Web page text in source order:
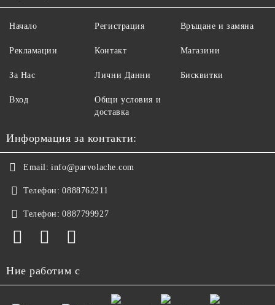
Начало
Рекламации
За Нас
Вход
Регистрация
Контакт
Лични Данни
Общи условия и
доставка
Връщане и замяна
Магазини
Бисквитки
Информация за контакти:
Email: info@parvolache.com
Телефон: 0888762211
Телефон: 0887799927
Ние работим с